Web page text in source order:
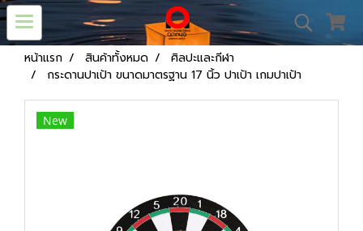
หน้าแรก สินค้าทั้งหมด
ศิลปะและกีฬา
กระดานปาเป้า ขนาดมาตรฐาน 17 นิ้ว ปาเป้า เกมปาเป้า
New